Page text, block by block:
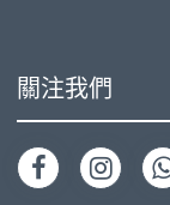
關注我們